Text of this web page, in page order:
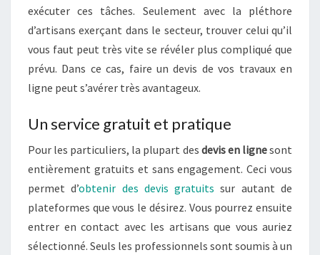
exécuter ces tâches. Seulement avec la pléthore
d’artisans exerçant dans le secteur, trouver celui qu’il
vous faut peut très vite se révéler plus compliqué que
prévu. Dans ce cas, faire un devis de vos travaux en
ligne peut s’avérer très avantageux.
Un service gratuit et pratique
Pour les particuliers, la plupart des devis en lignesont
entièrement gratuits et sans engagement. Ceci vous
permet d’obtenir des devis gratuits sur autant de
plateformes que vous le désirez. Vous pourrez ensuite
entrer en contact avec les artisans que vous auriez
sélectionné. Seuls les professionnels sont soumis à un